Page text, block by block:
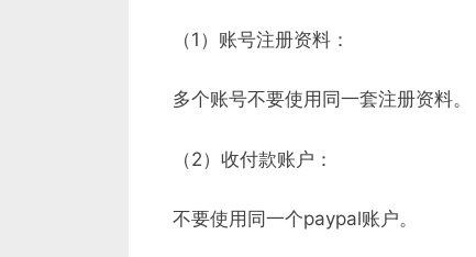
（1）账号注册资料：
多个账号不要使用同一套注册资料。
（2）收付款账户：
不要使用同一个paypal账户。